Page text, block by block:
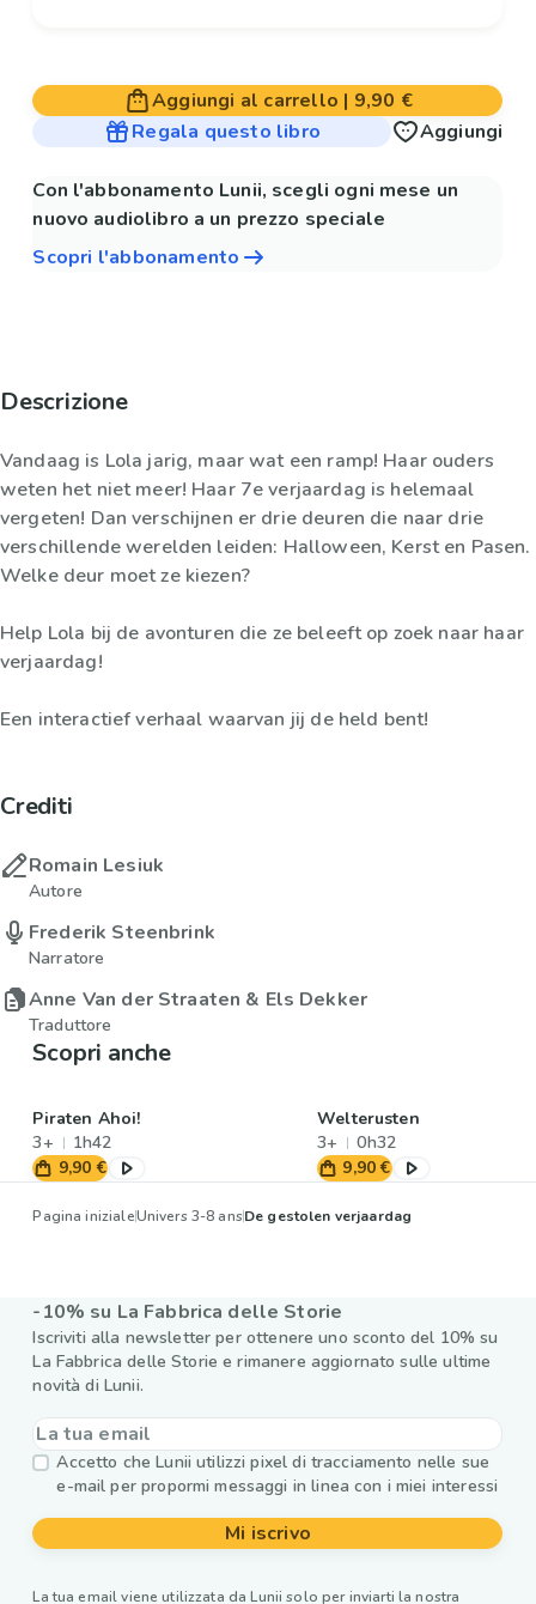
Aggiungi al carrello | 9,90 €
Regala questo libro
Aggiungi
Con l'abbonamento Lunii, scegli ogni mese un
nuovo audiolibro a un prezzo speciale
Scopri l'abbonamento
Descrizione
Vandaag is Lola jarig, maar wat een ramp! Haar ouders
weten het niet meer! Haar 7e verjaardag is helemaal
vergeten! Dan verschijnen er drie deuren die naar drie
verschillende werelden leiden: Halloween, Kerst en Pasen.
Welke deur moet ze kiezen?
Help Lola bij de avonturen die ze beleeft op zoek naar haar
verjaardag!
Een interactief verhaal waarvan jij de held bent!
Crediti
Romain Lesiuk
Autore
Frederik Steenbrink
Narratore
Anne Van der Straaten & Els Dekker
Traduttore
Scopri anche
Piraten Ahoi!
3+
1h42
9,90 €
Welterusten
3+
0h32
9,90 €
Pagina inizialeUnivers 3-8 ansDe gestolen verjaardag
-10% su La Fabbrica delle Storie
Iscriviti alla newsletter per ottenere uno sconto del 10% su
La Fabbrica delle Storie e rimanere aggiornato sulle ultime
novità di Lunii.
Accetto che Lunii utilizzi pixel di tracciamento nelle sue
e-mail per propormi messaggi in linea con i miei interessi
Mi iscrivo
La tua email viene utilizzata da Lunii solo per inviarti la nostra